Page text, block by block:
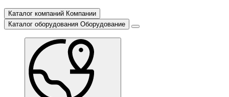
Каталог компаний Компании
Каталог оборудования Оборудование